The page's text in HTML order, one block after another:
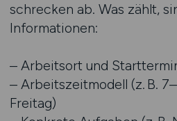
schrecken ab. Was zählt,
Informationen:
– Arbeitsort und
– Arbeitszeitmodell (z. B.
Freitag)